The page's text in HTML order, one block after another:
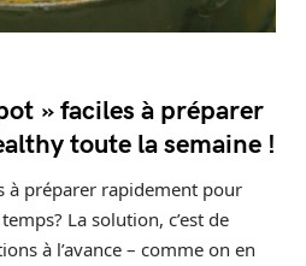
» faciles à préparer
toute la semaine !
à préparer rapidement pour
La solution, c’est de
à l’avance – comme on en